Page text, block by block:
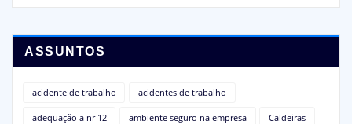
ASSUNTOS
acidente de trabalho acidentes de trabalho
adequação a nr 12 ambiente seguro na empresa Caldeiras